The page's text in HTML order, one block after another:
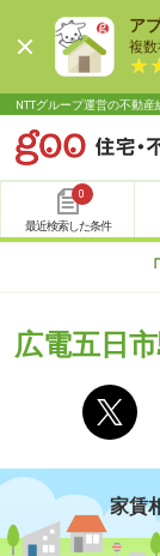
ア
複数
NTTグループ運営の不動
0
最近検索した条件
広電五日
家賃